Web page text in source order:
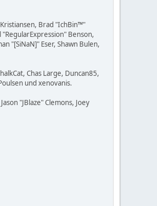
Kristiansen, Brad "IchBin™"
"RegularExpression" Benson,
"[SiNaN]" Eser, Shawn Bulen,
Chas Large, Duncan85,
und xenovanis.
"JBlaze" Clemons, Joey